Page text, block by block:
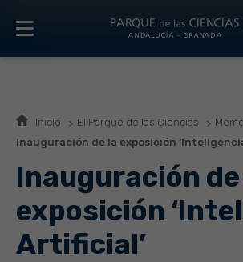
Inicio El Parque de las Ciencias
Inauguración de la exposición
Inauguración
exposición
Artificial’